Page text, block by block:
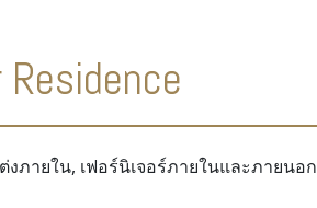
Residence
ภายใน, เฟอร์นิเจอร์ภายในและภายนอก